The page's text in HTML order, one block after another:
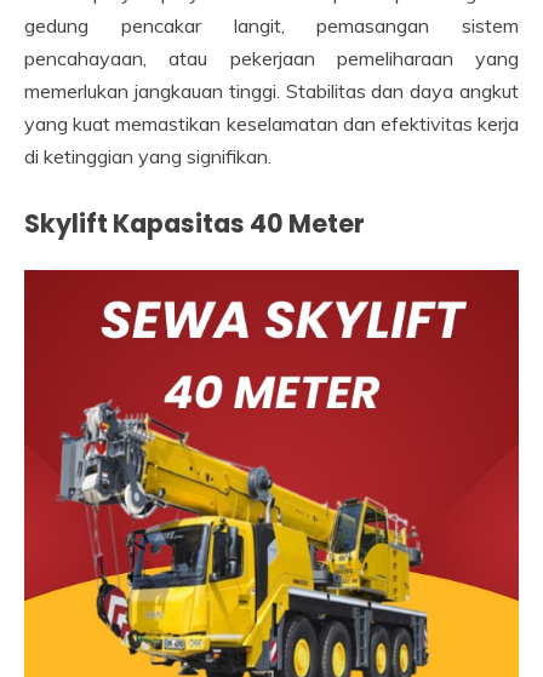
gedung pencakar langit, pemasangan sistem
pencahayaan, atau pekerjaan pemeliharaan yang
memerlukan jangkauan tinggi. Stabilitas dan daya angkut
yang kuat memastikan keselamatan dan efektivitas kerja
di ketinggian yang signifikan.
Skylift Kapasitas 40 Meter